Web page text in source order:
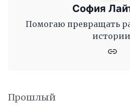
София
Помогаю превращать
Прошлый